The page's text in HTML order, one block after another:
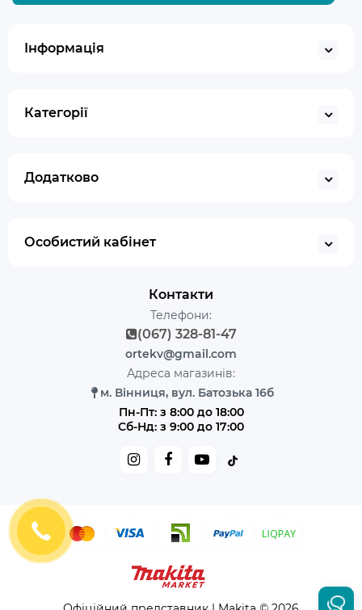
Інформація
Категорії
Додатково
Особистий кабінет
Контакти
Телефони:
(067) 328-81-47
ortekv@gmail.com
Адреса магазинів:
м. Вінниця, вул. Батозька 16б
Пн-Пт: з 8:00 до 18:00
Сб-Нд: з 9:00 до 17:00